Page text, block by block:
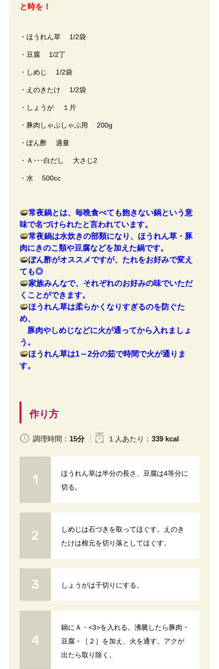
と時を！
・ほうれん草 1/2袋
・豆腐 1/2丁
・しめじ 1/2袋
・えのきたけ 1/2袋
・しょうが １片
・豚肉しゃぶしゃぶ用 200g
・ぽん酢 適量
・Ａ･･･白だし 大さじ2
・水 500cc
常夜鍋とは、毎晩食べても飽きない鍋という意
味で名づけられたと言われています。
常夜鍋は水炊きの部類になり、ほうれん草・豚
肉にきのこ類や豆腐などを加えた鍋です。
ぽん酢がオススメですが、たれをお好みで変え
ても◎
家族みんなで、それぞれのお好みの味でいただ
くことができます。
ほうれん草は柔らかくなりすぎるのを防ぐた
め、
豚肉やしめじなどに火が通ってから入れましょ
う。
ほうれん草は1～2分の茹で時間で火が通りま
す。
作り方
調理時間： 15分 １人 あたり ： 339 kcal
ほうれん草は半分の長さ、豆腐は4等分に
切る。
しめじは石づきを取ってほぐす。えのき
たけは根元を切り落としてほぐす。
しょうがは千切りにする。
鍋にＡ・<3>を入れる。沸騰したら豚肉・
豆腐・［２］を加え、火を通す。アクが
出たら取り除く。